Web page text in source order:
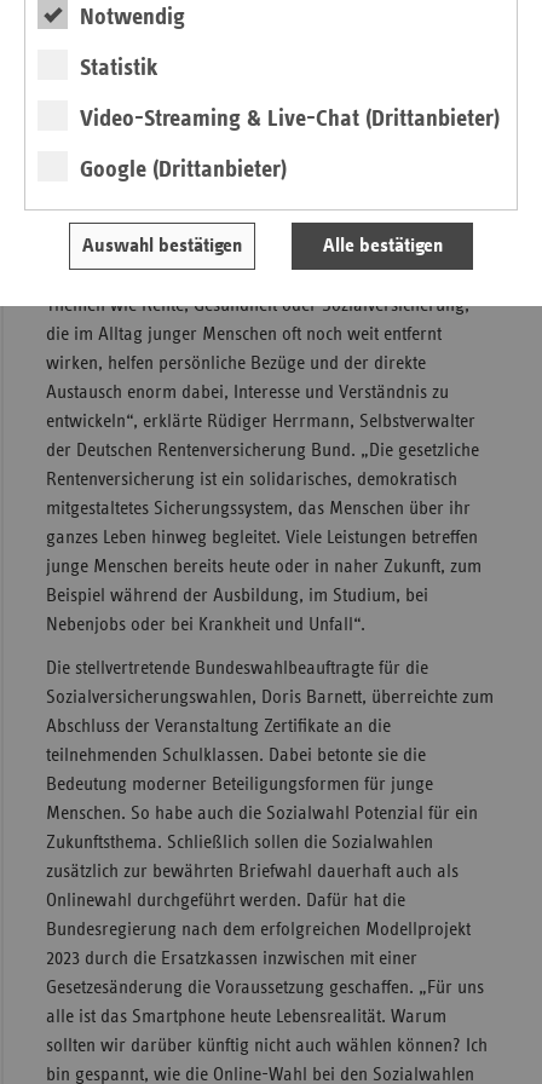
Notwendig
Statistik
Video-Streaming & Live-Chat (Drittanbieter)
Google (Drittanbieter)
Auswahl bestätigen Alle bestätigen
engagiert die Schülerinnen und Schüler an den jeweiligen
Themen gearbeitet haben. Für ein soziales Miteinander
ergänzt Dr. Anne Thomas, Selbstverwalterin bei der
begleitet hat.
„Das Projekt hat gezeigt, wie gut Schülerinnen und Schüler
lernen, wenn Themen in einen konkreten Zusammenhang
mit ihrer Lebenswirklichkeit gestellt werden. Gerade bei
Themen wie Rente, Gesundheit oder Sozialversicherung,
die im Alltag junger Menschen oft noch weit entfernt
wirken, helfen persönliche Bezüge und der direkte
Austausch enorm dabei, Interesse und Verständnis zu
entwickeln“, erklärte Rüdiger Herrmann, Selbstverwalter
der Deutschen Rentenversicherung Bund. „Die gesetzliche
Rentenversicherung ist ein solidarisches, demokratisch
mitgestaltetes Sicherungssystem, das Menschen über ihr
ganzes Leben hinweg begleitet. Viele Leistungen betreffen
junge Menschen bereits heute oder in naher Zukunft, zum
Beispiel während der Ausbildung, im Studium, bei
Nebenjobs oder bei Krankheit und Unfall“.
Die stellvertretende Bundeswahlbeauftragte für die
Sozialversicherungswahlen, Doris Barnett, überreichte zum
Abschluss der Veranstaltung Zertifikate an die
teilnehmenden Schulklassen. Dabei betonte sie die
Bedeutung moderner Beteiligungsformen für junge
Menschen. So habe auch die Sozialwahl Potenzial für ein
Zukunftsthema. Schließlich sollen die Sozialwahlen
zusätzlich zur bewährten Briefwahl dauerhaft auch als
Onlinewahl durchgeführt werden. Dafür hat die
Bundesregierung nach dem erfolgreichen Modellprojekt
2023 durch die Ersatzkassen inzwischen mit einer
Gesetzesänderung die Voraussetzung geschaffen. „Für uns
alle ist das Smartphone heute Lebensrealität. Warum
sollten wir darüber künftig nicht auch wählen können? Ich
bin gespannt, wie die Online-Wahl bei den Sozialwahlen